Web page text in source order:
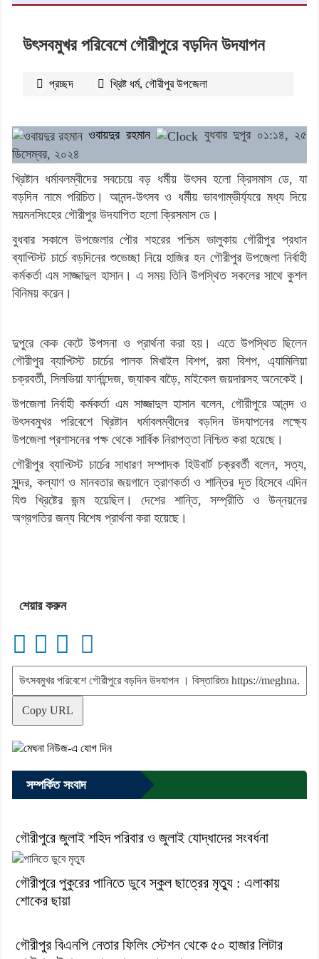
উৎসবমুখর পরিবেশে গৌরীপুরে বড়দিন উদযাপন
প্রচ্ছদ খ্রিষ্ট ধর্ম, গৌরীপুর উপজেলা
ওবায়দুর রহমান
বুধবার দুপুর ০১:১৪, ২৫
ডিসেম্বর, ২০২৪
খ্রিষ্টান ধর্মাবলম্বীদের সবচেয়ে বড় ধর্মীয় উৎসব হলো ক্রিসমাস ডে, যা
বড়দিন নামে পরিচিত। আনন্দ-উৎসব ও ধর্মীয় ভাবগাম্ভীর্য্যরে মধ্য দিয়ে
ময়মনসিংহের গৌরীপুর উদযাপিত হলো ক্রিসমাস ডে।
বুধবার সকালে উপজেলার পৌর শহরের পশ্চিম ভালুকায় গৌরীপুর প্রধান
ব্যাপ্টিস্ট চার্চে বড়দিনের শুভেচ্ছা নিয়ে হাজির হন গৌরীপুর উপজেলা নির্বাহী
কর্মকর্তা এম সাজ্জাদুল হাসান। এ সময় তিনি উপস্থিত সকলের সাথে কুশল
বিনিময় করেন।
দুপুরে কেক কেটে উপসনা ও প্রার্থনা করা হয়। এতে উপস্থিত ছিলেন
গৌরীপুর ব্যাপ্টিস্ট চার্চের পালক মিখাইল বিশপ, রমা বিশপ, এ্যামিলিয়া
চক্রবর্তী, সিলভিয়া ফার্নান্দেজ, জ্যাকব বাড়ৈ, মাইকেল জয়দারসহ অনেকেই।
উপজেলা নির্বাহী কর্মকর্তা এম সাজ্জাদুল হাসান বলেন, গৌরীপুরে আনন্দ ও
উৎসবমুখর পরিবেশে খ্রিষ্টান ধর্মাবলম্বীদের বড়দিন উদযাপনের লক্ষ্যে
উপজেলা প্রশাসনের পক্ষ থেকে সার্বিক নিরাপত্তা নিশ্চিত করা হয়েছে।
গৌরীপুর ব্যাপ্টিস্ট চার্চের সাধারণ সম্পাদক হিউবার্ট চক্রবর্তী বলেন, সত্য,
সুন্দর, কল্যাণ ও মানবতার জয়গানে ত্রাণকর্তা ও শান্তির দূত হিসেবে এদিন
যিশু খ্রিষ্টের জন্ম হয়েছিল। দেশের শান্তি, সম্প্রীতি ও উন্নয়নের
অগ্রগতির জন্য বিশেষ প্রার্থনা করা হয়েছে।
শেয়ার করুন
Copy URL
সম্পর্কিত সংবাদ
গৌরীপুরে জুলাই শহিদ পরিবার ও জুলাই যোদ্ধাদের সংবর্ধনা
গৌরীপুরে পুকুরের পানিতে ডুবে স্কুল ছাত্রের মৃত্যু : এলাকায়
শোকের ছায়া
গৌরীপুর বিএনপি নেতার ফিলিং স্টেশন থেকে ৫০ হাজার লিটার